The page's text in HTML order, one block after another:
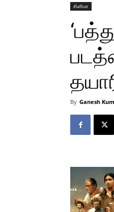
சினிமா
By Ganesh